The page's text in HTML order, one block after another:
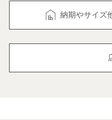
納期やサイズ